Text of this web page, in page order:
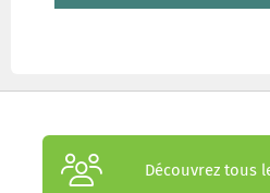
Découvrez tous